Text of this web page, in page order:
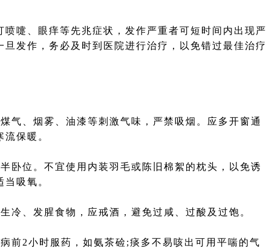
嚏、眼痒等先兆症状，发作严重者可短时间内出现严
发作，务必及时到医院进行治疗，以免错过最佳治疗
、烟雾、油漆等刺激气味，严禁吸烟。应多开窗通
保暖。
位。不宜使用内装羽毛或陈旧棉絮的枕头，以免诱
吸氧。
、发腥食物，应戒酒，避免过咸、过酸及过饱。
2小时服药，如氨茶硷;痰多不易咳出可用平喘的气